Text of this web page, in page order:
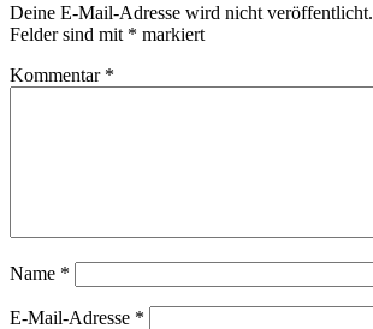
Deine E-Mail-Adresse wird nicht veröffentlicht.
Felder sind mit * markiert
Kommentar *
Name *
E-Mail-Adresse *